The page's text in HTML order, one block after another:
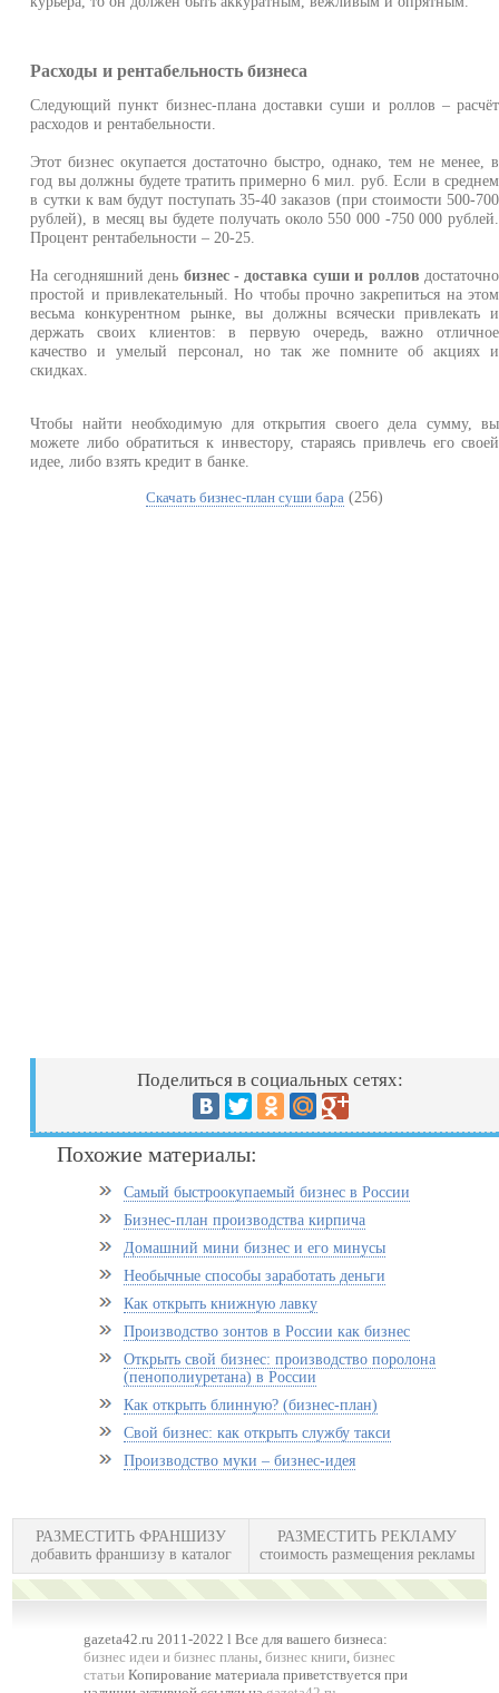
Расходы и рентабельность бизнеса
Следующий пункт бизнес-плана доставки суши и роллов – расчёт
расходов и рентабельности.
Этот бизнес окупается достаточно быстро, однако, тем не менее, в
год вы должны будете тратить примерно 6 мил. руб. Если в среднем
в сутки к вам будут поступать 35-40 заказов (при стоимости 500-700
рублей), в месяц вы будете получать около 550 000 -750 000 рублей.
Процент рентабельности – 20-25.
На сегодняшний день бизнес - доставка суши и роллов достаточно
простой и привлекательный. Но чтобы прочно закрепиться на этом
весьма конкурентном рынке, вы должны всячески привлекать и
держать своих клиентов: в первую очередь, важно отличное
качество и умелый персонал, но так же помните об акциях и
скидках.
Чтобы найти необходимую для открытия своего дела сумму, вы
можете либо обратиться к инвестору, стараясь привлечь его своей
идее, либо взять кредит в банке.
Скачать бизнес-план суши бара (256)
Поделиться в социальных сетях:
Похожие материалы:
Самый быстроокупаемый бизнес в России
Бизнес-план производства кирпича
Домашний мини бизнес и его минусы
Необычные способы заработать деньги
Как открыть книжную лавку
Производство зонтов в России как бизнес
Открыть свой бизнес: производство поролона
(пенополиуретана) в России
Как открыть блинную? (бизнес-план)
Свой бизнес: как открыть службу такси
Производство муки – бизнес-идея
РАЗМЕСТИТЬ ФРАНШИЗУ
добавить франшизу в каталог
РАЗМЕСТИТЬ РЕКЛАМУ
стоимость размещения рекламы
gazeta42.ru 2011-2022 l Все для вашего бизнеса:
бизнес идеи и бизнес планы,бизнес книги,бизнес
статьи Копирование материала приветствуется при